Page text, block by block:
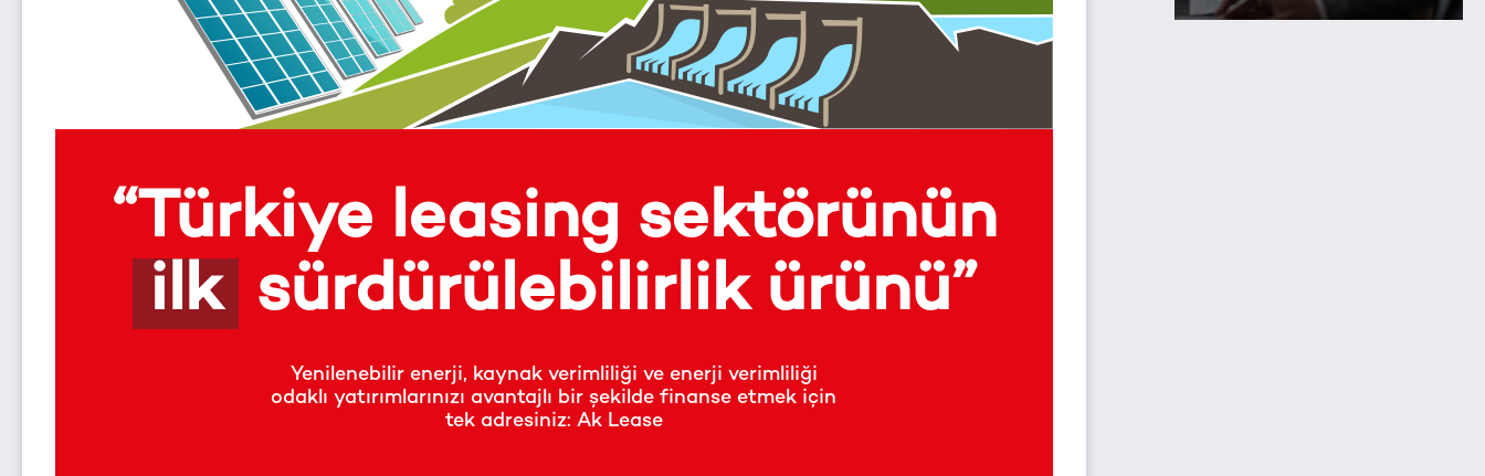
“Türkiye leasing sektörünün
ilk sürdürülebilirlik ürünü”
Yenilenebilir enerji, kaynak verimliliği ve enerji verimliliği
odaklı yatırımlarınızı avantajlı bir şekilde finanse etmek için
tek adresiniz: Ak Lease